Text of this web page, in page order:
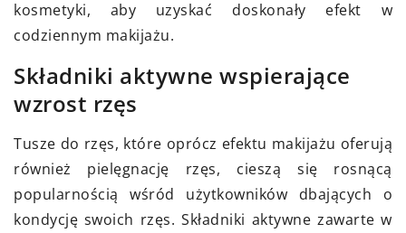
kosmetyki, aby uzyskać doskonały efekt w
codziennym makijażu.
Składniki aktywne wspierające
wzrost rzęs
Tusze do rzęs, które oprócz efektu makijażu oferują
również pielęgnację rzęs, cieszą się rosnącą
popularnością wśród użytkowników dbających o
kondycję swoich rzęs. Składniki aktywne zawarte w